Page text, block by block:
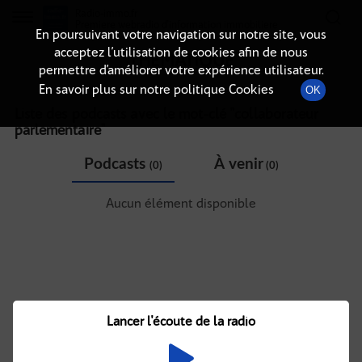
THÉMATIQUE
parlementaire"
Podcasts (0) À venir(0)
Aucun élément disponible
En poursuivant votre navigation sur notre site, vous
acceptez l’utilisation de cookies afin de nous
permettre d’améliorer votre expérience utilisateur.
En savoir plus sur notre politique Cookies
OK
Lancer l'écoute de la radio